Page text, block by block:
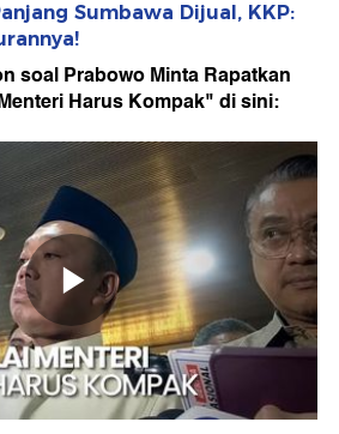
Sumbawa Dijual, KKP:
soal Prabowo Minta Rapatkan
Harus Kompak" di sini: